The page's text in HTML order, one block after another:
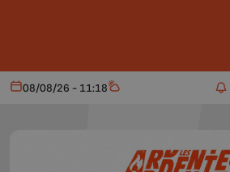
Aujourd'hui
08/08/26 - 11:18 Météo